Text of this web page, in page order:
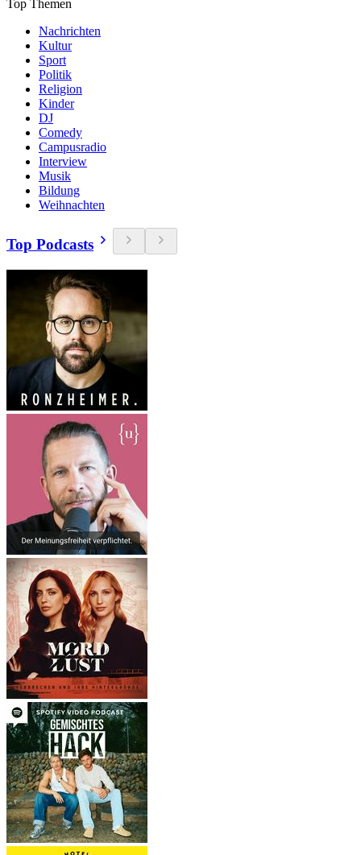
Top Themen
Nachrichten
Kultur
Sport
Politik
Religion
Kinder
DJ
Comedy
Campusradio
Interview
Musik
Bildung
Weihnachten
Top Podcasts